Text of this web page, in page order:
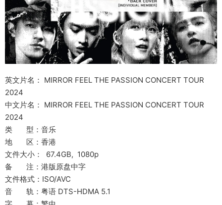
英文片名： MIRROR FEEL THE PASSION CONCERT TOUR
2024
中文片名： MIRROR FEEL THE PASSION CONCERT TOUR
2024
类 型：音乐
地 区：香港
文件大小： 67.4GB, 1080p
备 注：港版原盘中字
文件格式：ISO/AVC
音 轨：粤语 DTS-HDMA 5.1